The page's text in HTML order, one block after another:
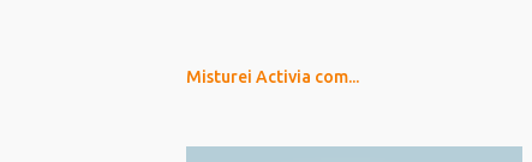
Misturei Activia com...